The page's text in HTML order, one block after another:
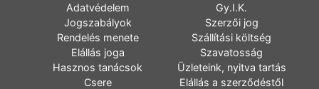
Adatvédelem
Gy.I.K.
Jogszabályok
Szerzői jog
Rendelés menete
Szállítási költség
Elállás joga
Szavatosság
Hasznos tanácsok
Üzleteink, nyitva tartás
Csere
Elállás a szerződéstől